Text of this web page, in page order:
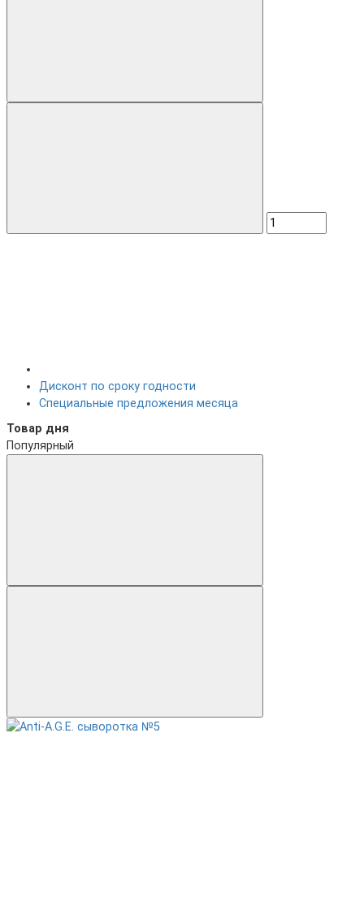
Дисконт по сроку годности
Специальные предложения месяца
Товар дня
Популярный